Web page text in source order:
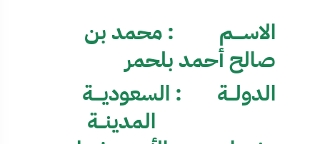
الاســــم : محمد بن
صالح أحمد بلحمر
الدولـــة : السعوديــــة
المدينـــة